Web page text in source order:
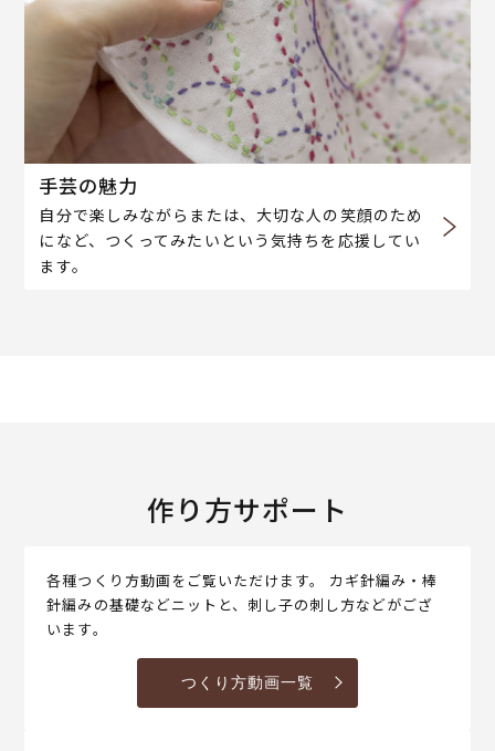
手芸の魅力
自分で楽しみながらまたは、大切な人の笑顔のため
になど、つくってみたいという気持ちを応援してい
ます。
作り方サポート
各種つくり方動画をご覧いただけます。 カギ針編み・棒
針編みの基礎などニットと、刺し子の刺し方などがござ
います。
つくり方動画一覧